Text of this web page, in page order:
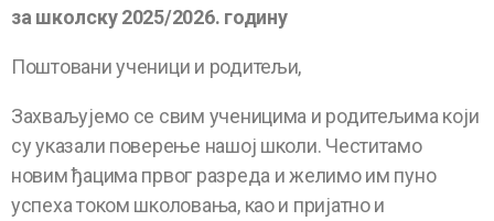
за школску 2025/2026. годину
Поштовани ученици и родитељи,
Захваљујемо се свим ученицима и родитељима који
су указали поверење нашој школи. Честитамо
новим ђацима првог разреда и желимо им пуно
успеха током школовања, као и пријатно и